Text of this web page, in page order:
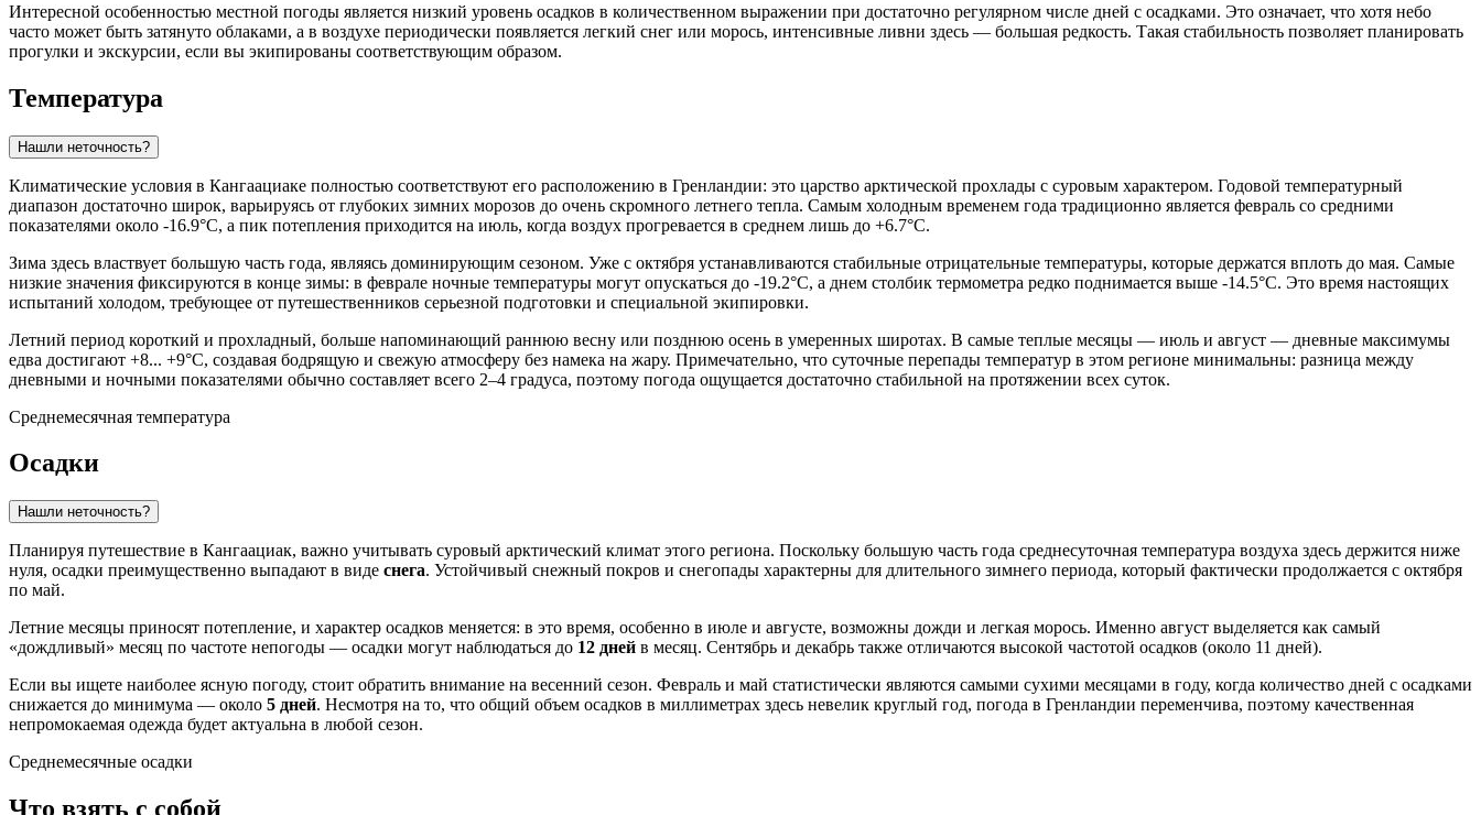
Интересной особенностью местной погоды является низкий уровень осадков в количественном выражении при достаточно регулярном числе дней с осадками. Это означает, что хотя небо
часто может быть затянуто облаками, а в воздухе периодически появляется легкий снег или морось, интенсивные ливни здесь — большая редкость. Такая стабильность позволяет планировать
прогулки и экскурсии, если вы экипированы соответствующим образом.
Температура
Нашли неточность?
Климатические условия в Кангаациаке полностью соответствуют его расположению в Гренландии: это царство арктической прохлады с суровым характером. Годовой температурный
диапазон достаточно широк, варьируясь от глубоких зимних морозов до очень скромного летнего тепла. Самым холодным временем года традиционно является февраль со средними
показателями около -16.9°C, а пик потепления приходится на июль, когда воздух прогревается в среднем лишь до +6.7°C.
Зима здесь властвует большую часть года, являясь доминирующим сезоном. Уже с октября устанавливаются стабильные отрицательные температуры, которые держатся вплоть до мая. Самые
низкие значения фиксируются в конце зимы: в феврале ночные температуры могут опускаться до -19.2°C, а днем столбик термометра редко поднимается выше -14.5°C. Это время настоящих
испытаний холодом, требующее от путешественников серьезной подготовки и специальной экипировки.
Летний период короткий и прохладный, больше напоминающий раннюю весну или позднюю осень в умеренных широтах. В самые теплые месяцы — июль и август — дневные максимумы
едва достигают +8... +9°C, создавая бодрящую и свежую атмосферу без намека на жару. Примечательно, что суточные перепады температур в этом регионе минимальны: разница между
дневными и ночными показателями обычно составляет всего 2–4 градуса, поэтому погода ощущается достаточно стабильной на протяжении всех суток.
Среднемесячная температура
Осадки
Нашли неточность?
Планируя путешествие в Кангаациак, важно учитывать суровый арктический климат этого региона. Поскольку большую часть года среднесуточная температура воздуха здесь держится ниже
нуля, осадки преимущественно выпадают в виде снега. Устойчивый снежный покров и снегопады характерны для длительного зимнего периода, который фактически продолжается с октября
по май.
Летние месяцы приносят потепление, и характер осадков меняется: в это время, особенно в июле и августе, возможны дожди и легкая морось. Именно август выделяется как самый
«дождливый» месяц по частоте непогоды — осадки могут наблюдаться до 12 дней в месяц. Сентябрь и декабрь также отличаются высокой частотой осадков (около 11 дней).
Если вы ищете наиболее ясную погоду, стоит обратить внимание на весенний сезон. Февраль и май статистически являются самыми сухими месяцами в году, когда количество дней с осадками
снижается до минимума — около 5 дней. Несмотря на то, что общий объем осадков в миллиметрах здесь невелик круглый год, погода в Гренландии переменчива, поэтому качественная
непромокаемая одежда будет актуальна в любой сезон.
Среднемесячные осадки
Что взять с собой